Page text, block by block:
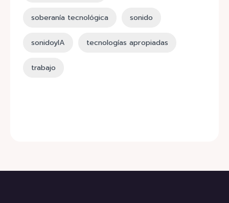
soberanía tecnológica sonido
sonidoyIA tecnologías apropiadas
trabajo